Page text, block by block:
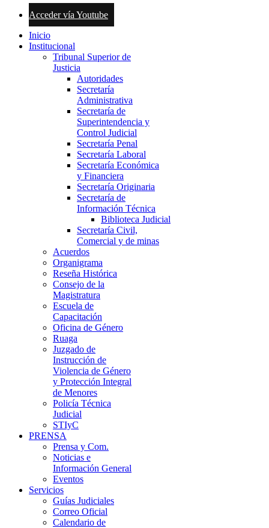
Acceder vía Youtube
Inicio
Institucional
Tribunal Superior de
Justicia
Autoridades
Secretaría
Administrativa
Secretaría de
Superintendencia y
Control Judicial
Secretaría Penal
Secretaría Laboral
Secretaría Económica
y Financiera
Secretaría Originaria
Secretaría de
Información Técnica
Biblioteca Judicial
Secretaría Civil,
Comercial y de minas
Acuerdos
Organigrama
Reseña Histórica
Consejo de la
Magistratura
Escuela de
Capacitación
Oficina de Género
Ruaga
Juzgado de
Instrucción de
Violencia de Género
y Protección Integral
de Menores
Policía Técnica
Judicial
STIyC
PRENSA
Prensa y Com.
Noticias e
Información General
Eventos
Servicios
Guías Judiciales
Correo Oficial
Calendario de